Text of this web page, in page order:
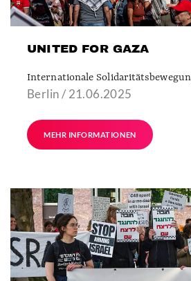
UNITED FOR GAZA
Internationale
Berlin / 21.06.2025
MEHR INFORMATIONEN